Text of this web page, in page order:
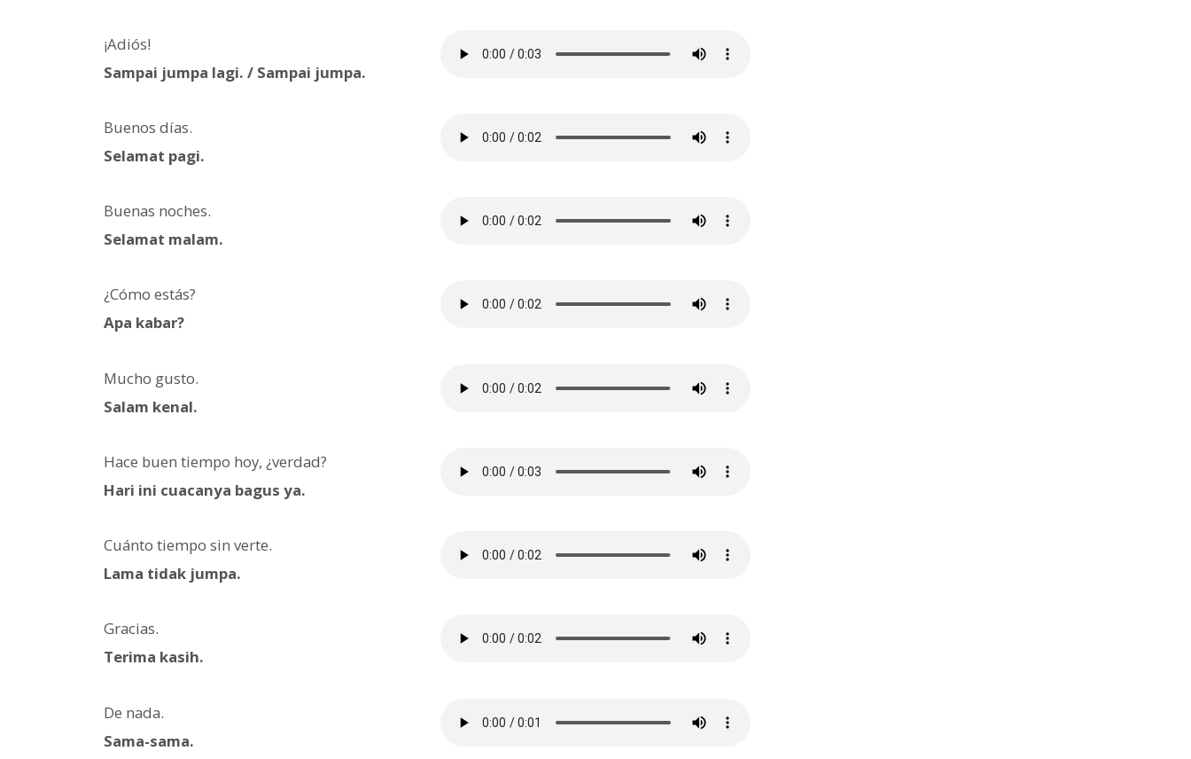
¡Adiós!
Sampai jumpa lagi. / Sampai jumpa.
Buenos días.
Selamat pagi.
Buenas noches.
Selamat malam.
¿Cómo estás?
Apa kabar?
Mucho gusto.
Salam kenal.
Hace buen tiempo hoy, ¿verdad?
Hari ini cuacanya bagus ya.
Cuánto tiempo sin verte.
Lama tidak jumpa.
Gracias.
Terima kasih.
De nada.
Sama-sama.